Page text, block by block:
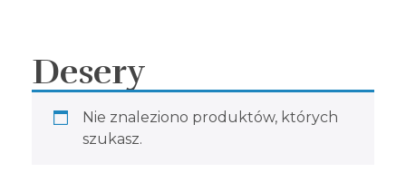
Desery
Nie znaleziono produktów, których
szukasz.